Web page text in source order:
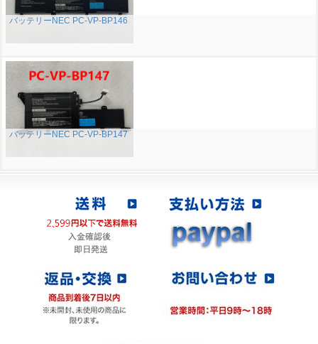
バッテリーNEC PC-VP-BP146
バッテリーNEC PC-VP-BP147